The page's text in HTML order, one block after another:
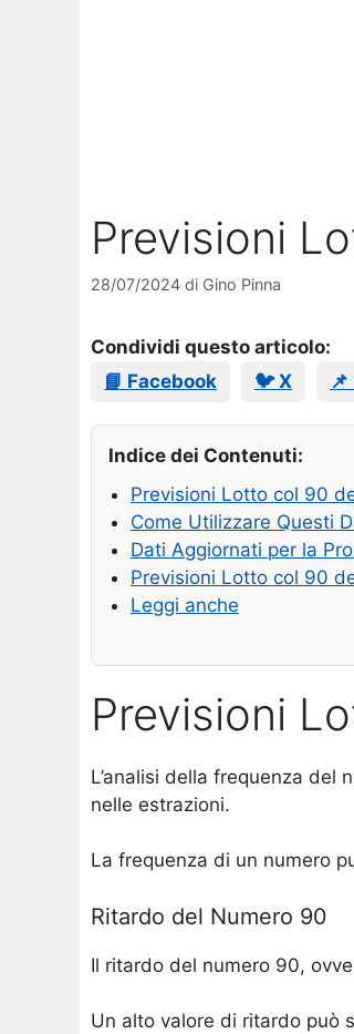
Previsioni
28/07/2024 di Gino Pinna
Condividi questo articolo:
📘 Facebook
🐦 X
Indice dei Contenuti:
Previsioni Lotto col 90
Come Utilizzare Questi
Dati Aggiornati per la
Previsioni Lotto col 90
Leggi anche
Previsioni
L’analisi della frequenza
nelle estrazioni.
La frequenza di un numero
Ritardo del Numero 90
Il ritardo del numero 90,
Un alto valore di ritardo può